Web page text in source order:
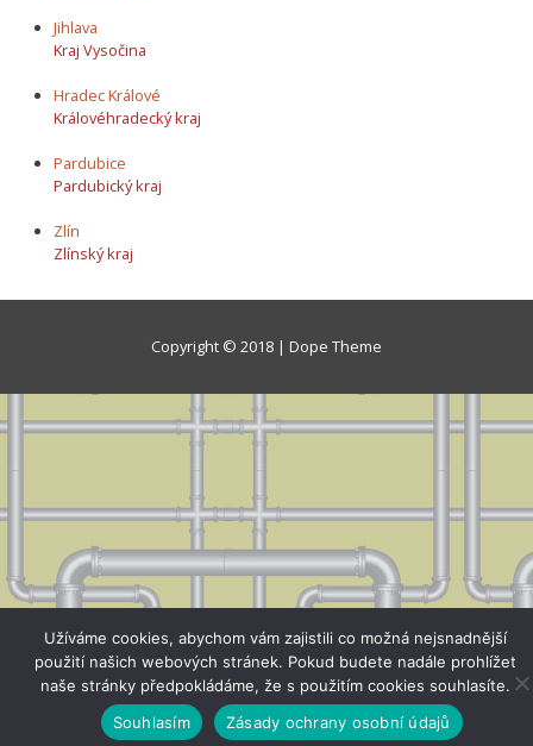
Jihlava
Kraj Vysočina
Hradec Králové
Královéhradecký kraj
Pardubice
Pardubický kraj
Zlín
Zlínský kraj
Copyright © 2018 | Dope Theme
Užíváme cookies, abychom vám zajistili co možná nejsnadnější
použití našich webových stránek. Pokud budete nadále prohlížet
naše stránky předpokládáme, že s použitím cookies souhlasíte.
Souhlasím
Zásady ochrany osobní údajů